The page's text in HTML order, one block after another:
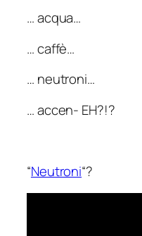
… acqua…
… caffè…
… neutroni…
… accen- EH?!?
“Neutroni“?